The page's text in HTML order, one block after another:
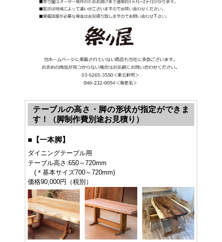
テーブルの高さ・脚の形状が指定ができま
す！（脚制作費別途お見積り）
■ 【一本脚】
ダイニングテーブル用
テーブル高さ:650～720mm
(＊基本サイズ700～720mm)
価格90,000円（税別）